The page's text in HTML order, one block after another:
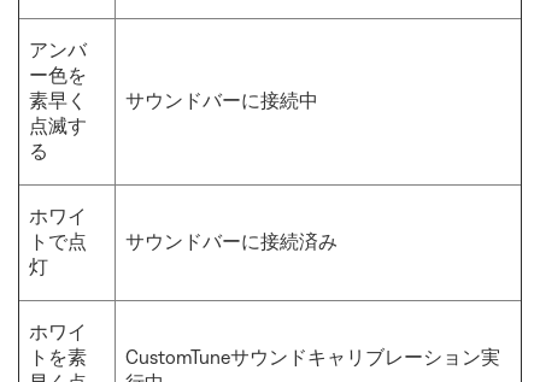
アンバ
ー色を
素早く
点滅す
る
サウンドバーに接続中
ホワイ
トで点
灯
サウンドバーに接続済み
ホワイ
トを素
CustomTuneサウンドキャリブレーション実